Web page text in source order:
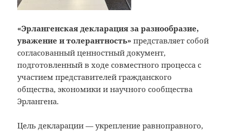
«Эрлангенская декларация за разнообразие,
уважение и толерантность» представляет собой
согласованный ценностный документ,
подготовленный в ходе совместного процесса с
участием представителей гражданского
общества, экономики и научного сообщества
Эрлангена.
Цель декларации — укрепление равноправного,